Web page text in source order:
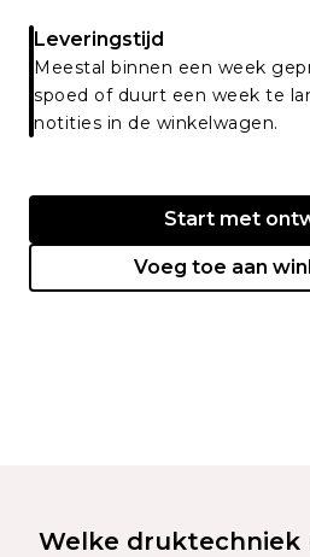
Leveringstijd
Meestal binnen een week
spoed of duurt een week te
notities in de winkelwagen.
Start met
Voeg toe aan
Welke druktechniek